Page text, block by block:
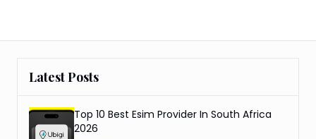
Latest Posts
Top 10 Best Esim Provider In South Africa
2026